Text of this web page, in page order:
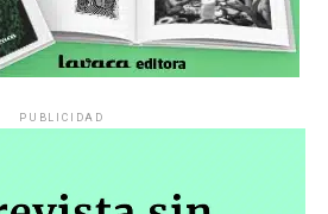
PUBLICIDAD